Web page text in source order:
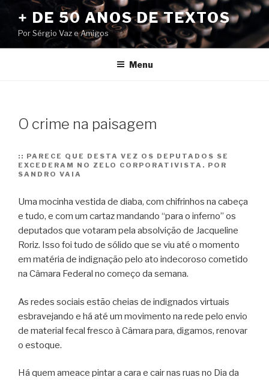
conteúdo
+ DE 50 ANOS DE TEXTOS
Por Sérgio Vaz e Amigos
Menu
O crime na paisagem
:: PARECE QUE DESTA VEZ OS DEPUTADOS SE
EXCEDERAM NO ZELO CORPORATIVISTA. POR
SANDRO VAIA
Uma mocinha vestida de diaba, com chifrinhos na cabeça
e tudo, e com um cartaz mandando “para o inferno” os
deputados que votaram pela absolvição de Jacqueline
Roriz. Isso foi tudo de sólido que se viu até o momento
em matéria de indignação pelo ato indecoroso cometido
na Câmara Federal no começo da semana.
As redes sociais estão cheias de indignados virtuais
esbravejando e há até um movimento na rede pelo envio
de material fecal fresco à Câmara para, digamos, renovar
o estoque.
Há quem ameace pintar a cara e cair nas ruas no Dia da